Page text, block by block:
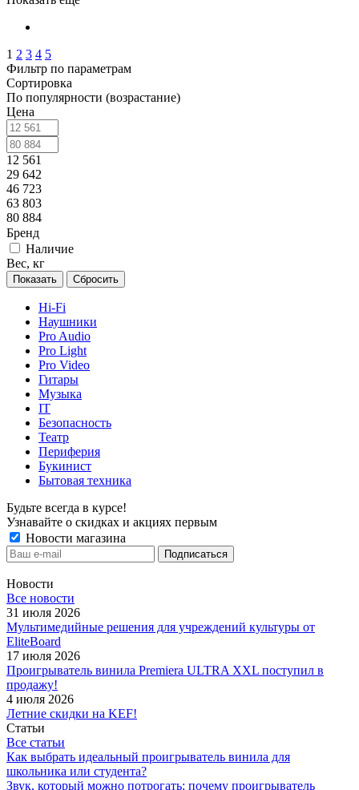
1 2 3 4 5
Фильтр по параметрам
Сортировка
По популярности (возрастание)
Цена
12 561
29 642
46 723
63 803
80 884
Бренд
Наличие
Вес, кг
Сбросить
Hi-Fi
Наушники
Pro Audio
Pro Light
Pro Video
Гитары
Музыка
IT
Безопасность
Театр
Периферия
Букинист
Бытовая техника
Будьте всегда в курсе!
Узнавайте о скидках и акциях первым
Новости магазина
Новости
Все новости
31 июля 2026
Мультимедийные решения для учреждений культуры от
EliteBoard
17 июля 2026
Проигрыватель винила Premiera ULTRA XXL поступил в
продажу!
4 июля 2026
Летние скидки на KEF!
Статьи
Все статьи
Как выбрать идеальный проигрыватель винила для
школьника или студента?
Звук, который можно потрогать: почему проигрыватель